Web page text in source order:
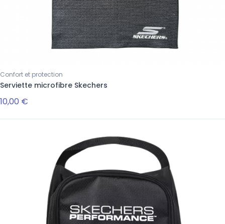
Confort et protection
Serviette microfibre Skechers
10,00 €